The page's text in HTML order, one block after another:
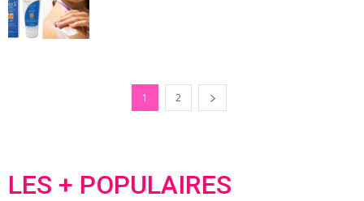
1 2
LES + POPULAIRES